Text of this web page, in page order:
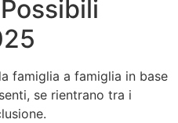
famiglia a famiglia in base
se rientrano tra i